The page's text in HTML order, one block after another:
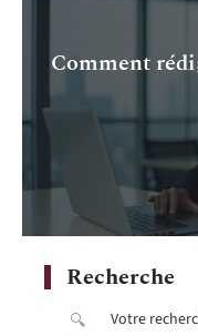
Comment
Recherche